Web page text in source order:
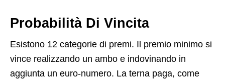
Probabilità Di Vincita
Esistono 12 categorie di premi. Il premio minimo si
vince realizzando un ambo e indovinando in
aggiunta un euro-numero. La terna paga, come